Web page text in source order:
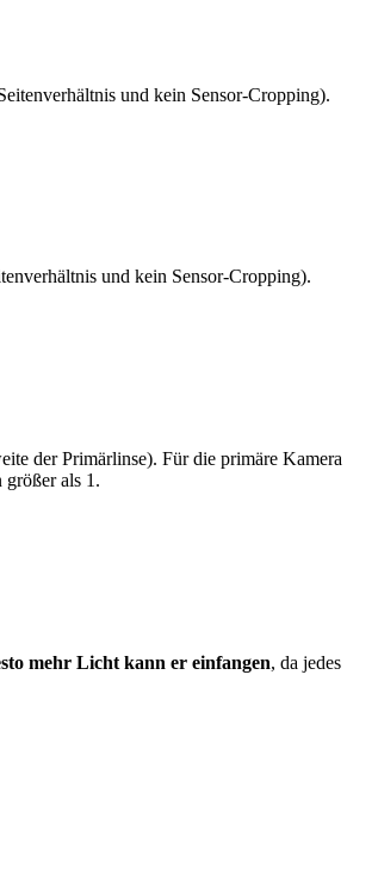
und kein Sensor-Cropping).
und kein Sensor-Cropping).
der Primärlinse). Für die primäre Kamera
als 1.
mehr Licht kann er einfangen, da jedes